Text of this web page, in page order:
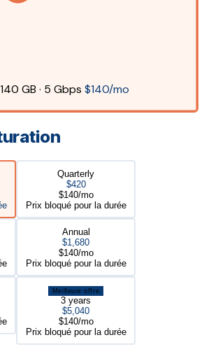
GB · 5 Gbps $140/mo
Quarterly
$420
$140/mo
Prix bloqué pour la durée
Annual
$1,680
$140/mo
Prix bloqué pour la durée
Meilleure offre
3 years
$5,040
$140/mo
Prix bloqué pour la durée